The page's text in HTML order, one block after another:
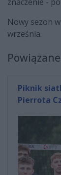
Nowy sezon
września.
Piknik
Pierrota